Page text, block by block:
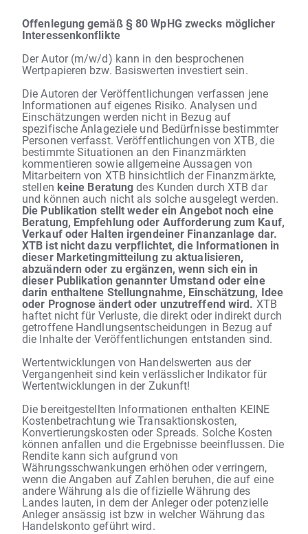
Offenlegung gemäß § 80 WpHG zwecks möglicher
Interessenkonflikte
Der Autor (m/w/d) kann in den besprochenen
Wertpapieren bzw. Basiswerten investiert sein.
Die Autoren der Veröffentlichungen verfassen jene
Informationen auf eigenes Risiko. Analysen und
Einschätzungen werden nicht in Bezug auf
spezifische Anlageziele und Bedürfnisse bestimmter
Personen verfasst. Veröffentlichungen von XTB, die
bestimmte Situationen an den Finanzmärkten
kommentieren sowie allgemeine Aussagen von
Mitarbeitern von XTB hinsichtlich der Finanzmärkte,
stellen keine Beratungdes Kunden durch XTB dar
und können auch nicht als solche ausgelegt werden.
Die Publikation stellt weder ein Angebot noch eine
Beratung, Empfehlung oder Aufforderung zum Kauf,
Verkauf oder Halten irgendeiner Finanzanlage dar.
XTB ist nicht dazu verpflichtet, die Informationen in
dieser Marketingmitteilung zu aktualisieren,
abzuändern oder zu ergänzen, wenn sich ein in
dieser Publikation genannter Umstand oder eine
darin enthaltene Stellungnahme, Einschätzung, Idee
oder Prognose ändert oder unzutreffend wird. XTB
haftet nicht für Verluste, die direkt oder indirekt durch
getroffene Handlungsentscheidungen in Bezug auf
die Inhalte der Veröffentlichungen entstanden sind.
Wertentwicklungen von Handelswerten aus der
Vergangenheit sind kein verlässlicher Indikator für
Wertentwicklungen in der Zukunft!
Die bereitgestellten Informationen enthalten KEINE
Kostenbetrachtung wie Transaktionskosten,
Konvertierungskosten oder Spreads. Solche Kosten
können anfallen und die Ergebnisse beeinflussen. Die
Rendite kann sich aufgrund von
Währungsschwankungen erhöhen oder verringern,
wenn die Angaben auf Zahlen beruhen, die auf eine
andere Währung als die offizielle Währung des
Landes lauten, in dem der Anleger oder potenzielle
Anleger ansässig ist bzw in welcher Währung das
Handelskonto geführt wird.